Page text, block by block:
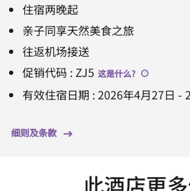
住宿两晚起
亲子同享天然美食之旅
往返机场接送
促销代码 :ZJ5 这是什么?
有效住宿日期 :2026年4月27日 -
细则及条款
此酒店更